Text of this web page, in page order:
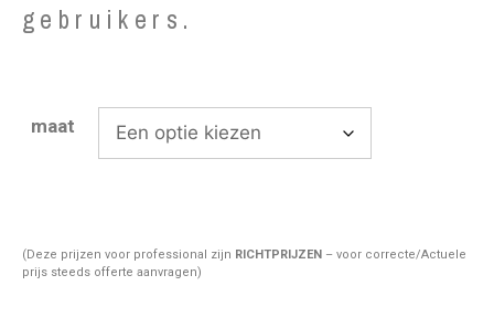
gebruikers.
maat
(Deze prijzen voor professional zijn RICHTPRIJZEN – voor correcte/Actuele
prijs steeds offerte aanvragen)